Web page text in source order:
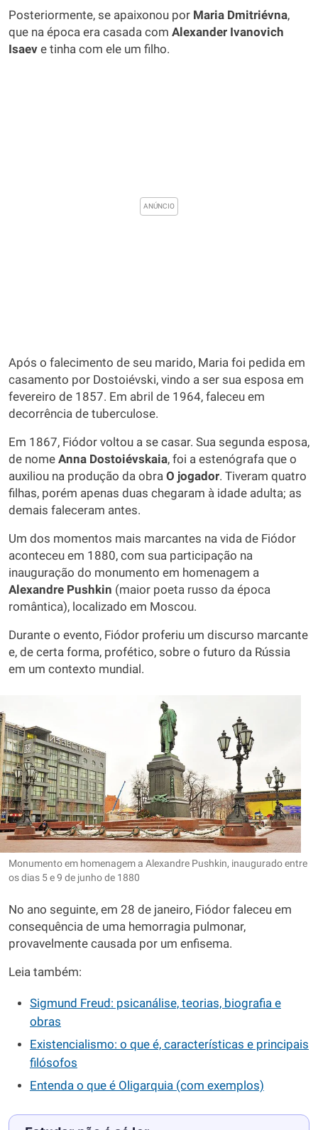
Posteriormente, se apaixonou por Maria Dmitriévna,
que na época era casada com Alexander Ivanovich
Isaev e tinha com ele um filho.
Após o falecimento de seu marido, Maria foi pedida em
casamento por Dostoiévski, vindo a ser sua esposa em
fevereiro de 1857. Em abril de 1964, faleceu em
decorrência de tuberculose.
Em 1867, Fiódor voltou a se casar. Sua segunda esposa,
de nome Anna Dostoiévskaia, foi a estenógrafa que o
auxiliou na produção da obra O jogador. Tiveram quatro
filhas, porém apenas duas chegaram à idade adulta; as
demais faleceram antes.
Um dos momentos mais marcantes na vida de Fiódor
aconteceu em 1880, com sua participação na
inauguração do monumento em homenagem a
Alexandre Pushkin (maior poeta russo da época
romântica), localizado em Moscou.
Durante o evento, Fiódor proferiu um discurso marcante
e, de certa forma, profético, sobre o futuro da Rússia
em um contexto mundial.
Monumento em homenagem a Alexandre Pushkin, inaugurado entre
os dias 5 e 9 de junho de 1880
No ano seguinte, em 28 de janeiro, Fiódor faleceu em
consequência de uma hemorragia pulmonar,
provavelmente causada por um enfisema.
Leia também:
Sigmund Freud: psicanálise, teorias, biografia e
obras
Existencialismo: o que é, características e principais
filósofos
Entenda o que é Oligarquia (com exemplos)